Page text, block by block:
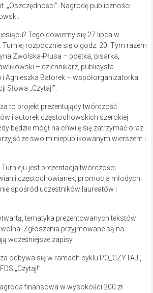
„Oszczędności”. Nagrodę publiczności
Tego dowiemy się 27 lipca w
Turniej rozpocznie się o godz. 20. Tym razem
Zwolska-Płusa – poetka, pisarka,
– dziennikarz, publicysta
Agnieszka Batorek – współorganizatorka
Słowa „Czytaj!”.
to projekt prezentujący twórczość
i autorek częstochowskich szerokiej
będzie mógł na chwilę się zatrzymać oraz
ze swoim niepublikowanym wierszem i
jest prezentacja twórczości
i częstochowianek, promocja młodych
spośród uczestników laureatów i
tematyka prezentowanych tekstów
Zgłoszenia przyjmowane są na
wcześniejsze zapisy.
odbywa się w ramach cyklu PO_CZYTAJ!,
„Czytaj!”.
finansowa w wysokości 200 zł.